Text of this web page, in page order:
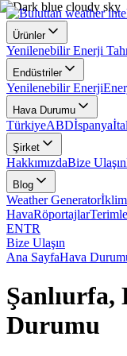
Ürünler
Yenilenebilir Enerji
Endüstriler
Yenilenebilir Enerji
Hava Durumu
TürkiyeABDİspanya
Şirket
HakkımızdaBize Ulaşın
Blog
Weather Generator
HavaRöportajlar
ENTR
Bize Ulaşın
Ana SayfaHava
Şanlıurfa,
Durumu